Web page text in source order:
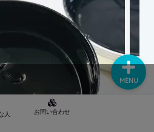
人
お問い合わせ
MENU
■ お問い合わせ